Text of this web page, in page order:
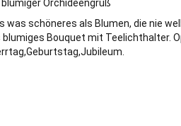
blumiger Orchideengruß
was schöneres als Blumen, die nie
blumiges Bouquet mit Teelichthalter.